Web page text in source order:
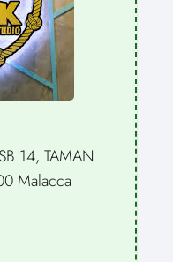
14, TAMAN
Malacca